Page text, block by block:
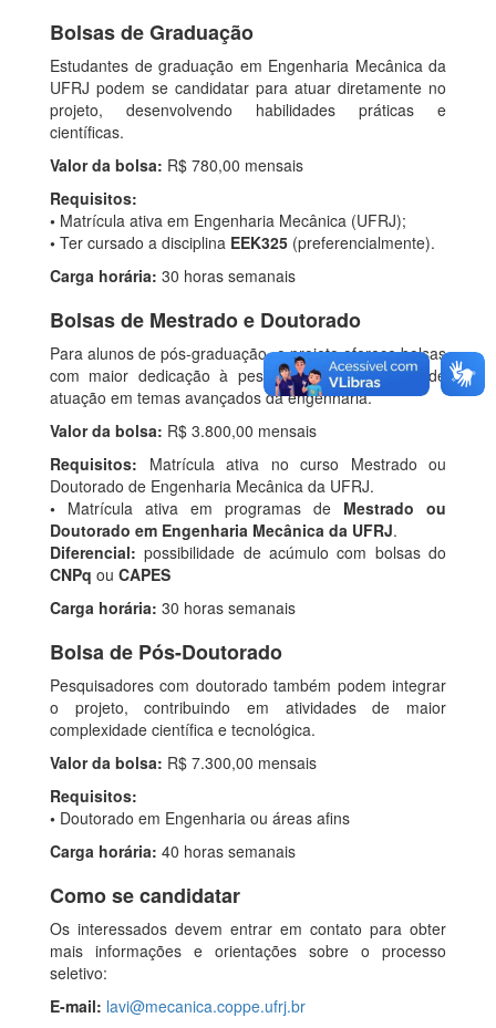
Bolsas de Graduação
Estudantes de graduação em Engenharia Mecânica da
UFRJ podem se candidatar para atuar diretamente no
projeto, desenvolvendo habilidades práticas e
científicas.
Valor da bolsa: R$ 780,00 mensais
Requisitos:
• Matrícula ativa em Engenharia Mecânica (UFRJ);
• Ter cursado a disciplina EEK325 (preferencialmente).
Carga horária: 30 horas semanais
Bolsas de Mestrado e Doutorado
Para alunos de pós-graduação, o projeto oferece bolsas
com maior dedicação à pesquisa e possibilidade de
atuação em temas avançados da engenharia.
Valor da bolsa: R$ 3.800,00 mensais
Requisitos: Matrícula ativa no curso Mestrado ou
Doutorado de Engenharia Mecânica da UFRJ.
• Matrícula ativa em programas de Mestrado ou
Doutorado em Engenharia Mecânica da UFRJ.
Diferencial: possibilidade de acúmulo com bolsas do
CNPq ou CAPES
Carga horária: 30 horas semanais
Bolsa de Pós-Doutorado
Pesquisadores com doutorado também podem integrar
o projeto, contribuindo em atividades de maior
complexidade científica e tecnológica.
Valor da bolsa: R$ 7.300,00 mensais
Requisitos:
• Doutorado em Engenharia ou áreas afins
Carga horária: 40 horas semanais
Como se candidatar
Os interessados devem entrar em contato para obter
mais informações e orientações sobre o processo
seletivo:
E-mail: lavi@mecanica.coppe.ufrj.br